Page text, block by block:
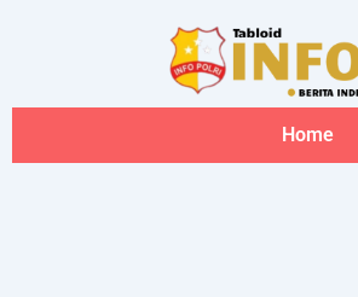
Home